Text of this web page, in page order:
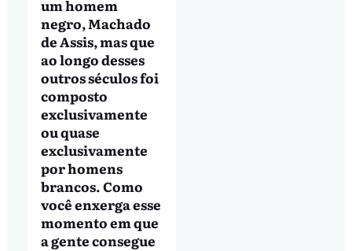
um homem
negro, Machado
de Assis, mas que
ao longo desses
outros séculos foi
composto
exclusivamente
ou quase
exclusivamente
por homens
brancos. Como
você enxerga esse
momento em que
a gente consegue